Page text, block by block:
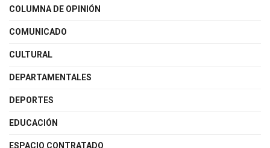
COLUMNA DE OPINIÓN
COMUNICADO
CULTURAL
DEPARTAMENTALES
DEPORTES
EDUCACIÓN
ESPACIO CONTRATADO